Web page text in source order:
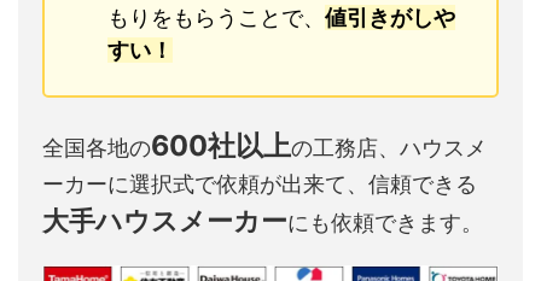
もりをもらうことで、 値引きがしや
すい！
全国各地の600社以上の工務店、ハウスメ
ーカーに選択式で依頼が出来て、信頼できる
大手ハウスメーカーにも依頼できます。